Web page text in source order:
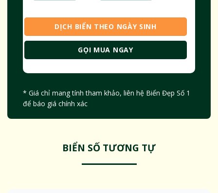
DỊCH BIỂN THEO NGÀY SINH
GỌI MUA NGAY
* Giá chỉ mang tính tham khảo, liên hệ Biển Đẹp Số 1
để báo giá chính xác
BIỂN SỐ TƯƠNG TỰ